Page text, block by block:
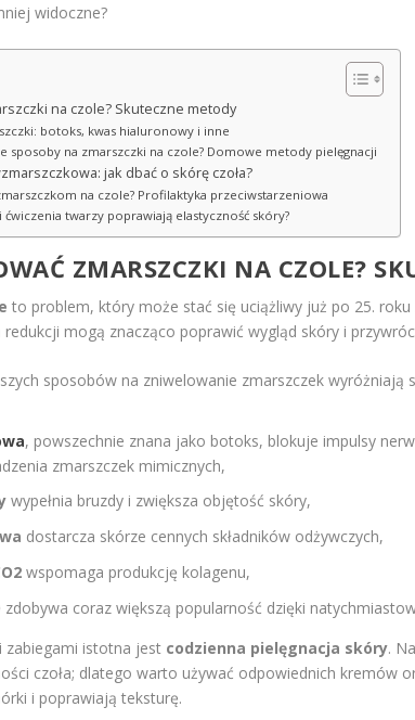
widoczne?
na czole? Skuteczne metody
botoks, kwas hialuronowy i inne
sposoby na zmarszczki na czole? Domowe metody pielęgnacji
jak dbać o skórę czoła?
na czole? Profilaktyka przeciwstarzeniowa
i ćwiczenia twarzy poprawiają elastyczność skóry?
ZMARSZCZKI NA CZOLE?
to problem, który może stać się uciążliwy już po 25.
mogą znacząco poprawić wygląd skóry i
sposobów na zniwelowanie zmarszczek wyróżniają
, powszechnie znana jako botoks, blokuje impulsy
zmarszczek mimicznych,
wypełnia bruzdy i zwiększa objętość skóry,
dostarcza skórze cennych składników odżywczych,
wspomaga produkcję kolagenu,
zdobywa coraz większą popularność dzięki
zabiegami istotna jest codzienna pielęgnacja skóry.
czoła; dlatego warto używać odpowiednich kremów
i poprawiają teksturę.